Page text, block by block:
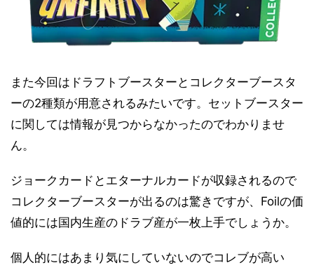
また今回はドラフトブースターとコレクターブースタ
ーの2種類が用意されるみたいです。セットブースター
に関しては情報が見つからなかったのでわかりませ
ん。
ジョークカードとエターナルカードが収録されるので
コレクターブースターが出るのは驚きですが、Foilの価
値的には国内生産のドラブ産が一枚上手でしょうか。
個人的にはあまり気にしていないのでコレブが高い